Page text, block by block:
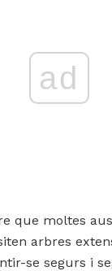
ad
que moltes
arbres
se segurs i